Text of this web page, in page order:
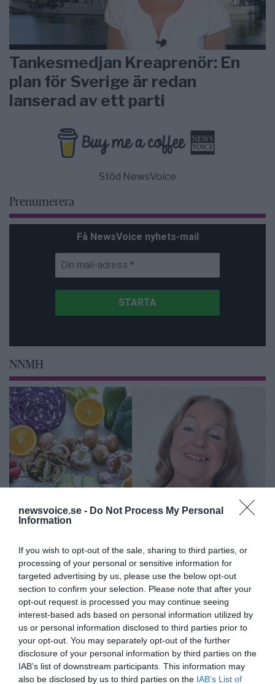
newsvoice.se - Do Not Process My Personal
Information
If you wish to opt-out of the sale, sharing to third parties, or
processing of your personal or sensitive information for
targeted advertising by us, please use the below opt-out
section to confirm your selection. Please note that after your
opt-out request is processed you may continue seeing
interest-based ads based on personal information utilized by
us or personal information disclosed to third parties prior to
your opt-out. You may separately opt-out of the further
disclosure of your personal information by third parties on the
IAB’s list of downstream participants. This information may
also be disclosed by us to third parties on the IAB’s List of
Tankesmedjan Kreaprenör: En
plan för Sverige är redan
lanserad av ett parti
Stöd NewsVoice
Prenumerera
Få NewsVoice nyhets-mail
NNMH
Feberns viktiga roll för ett
välfungerande immunsystem
ANNONSER